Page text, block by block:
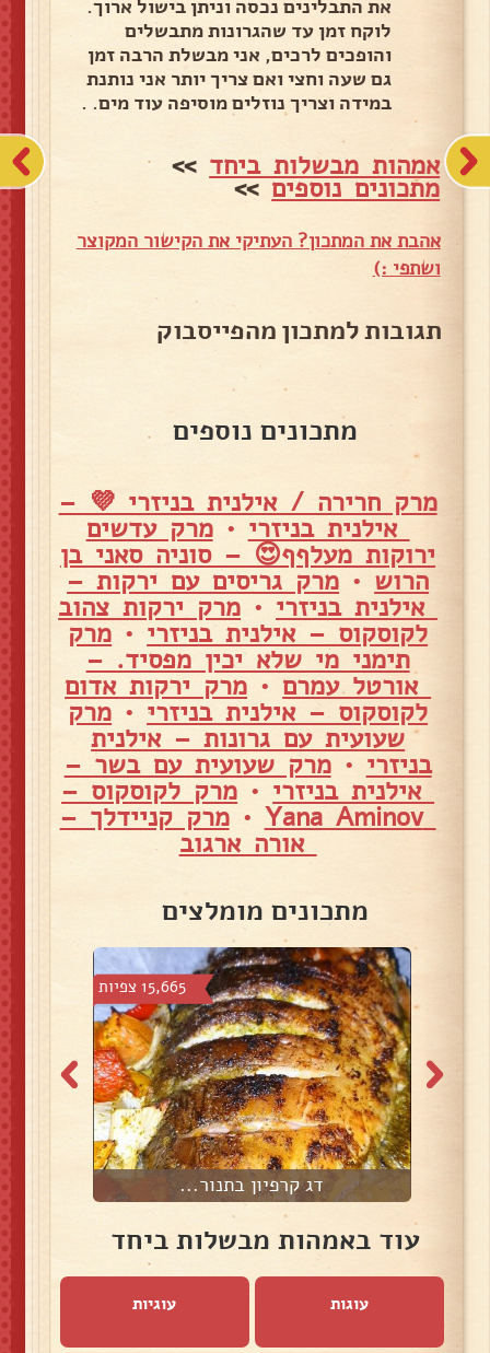
את התבלינים נכסה וניתן בישול ארוך.
לוקח זמן עד שהגרונות מתבשלים
והופכים לרכים, אני מבשלת הרבה זמן
גם שעה וחצי ואם צריך יותר אני נותנת
במידה וצריך נוזלים מוסיפה עוד מים. .
אמהות מבשלות ביחד >>
מתכונים נוספים>>
אהבת את המתכון? העתיקי את הקישור המקוצר
ושתפי :)
תגובות למתכון מהפייסבוק
מתכונים נוספים
מרק חרירה / אילנית בניזרי 💜 –
אילנית בניזרי •מרק עדשים
ירוקות מעלףף😍 – סוניה סאני בן
הרוש • מרק גריסים עם ירקות –
אילנית בניזרי • מרק ירקות צהוב
לקוסקוס – אילנית בניזרי • מרק
תימני מי שלא יכין מפסיד. –
אורטל עמרם • מרק ירקות אדום
לקוסקוס – אילנית בניזרי • מרק
שעועית עם גרונות – אילנית
בניזרי •מרק שעועית עם בשר –
אילנית בניזרי • מרק לקוסקוס –
Yana Aminov
•מרק קניידלך –
אורה ארגוב
מתכונים מומלצים
15,665 צפיות
דג קרפיון בתנור...
עוד באמהות מבשלות ביחד
עוגות עוגיות